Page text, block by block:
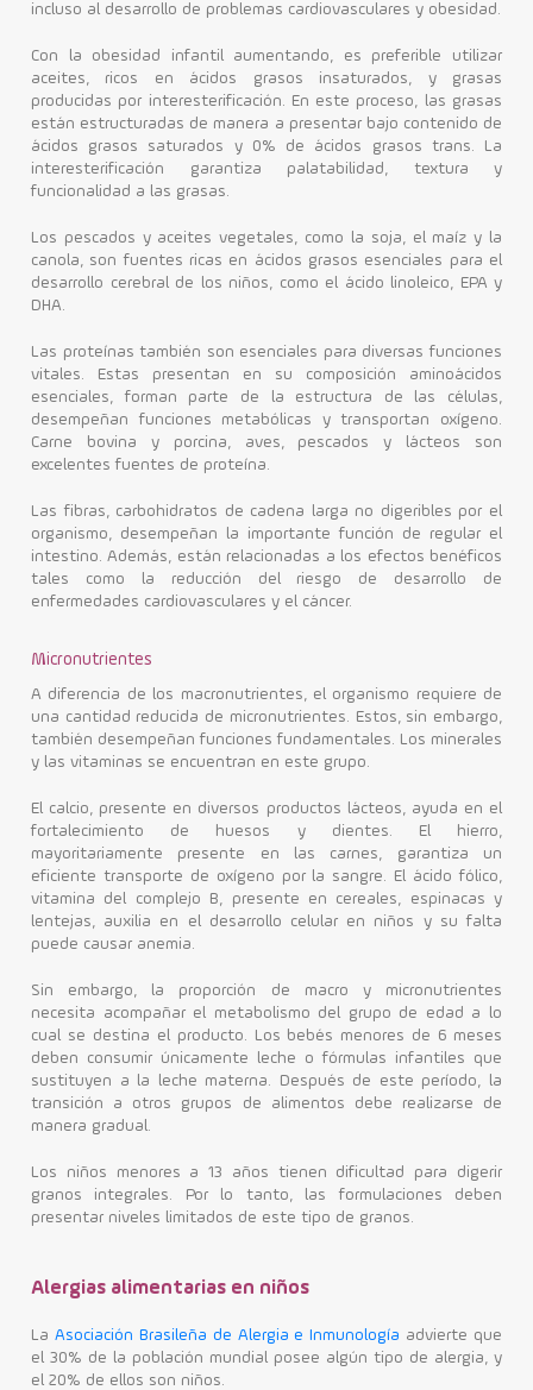
incluso al desarrollo de problemas cardiovasculares y obesidad.
Con la obesidad infantil aumentando, es preferible utilizar
aceites, ricos en ácidos grasos insaturados, y grasas
producidas por interesterificación. En este proceso, las grasas
están estructuradas de manera a presentar bajo contenido de
ácidos grasos saturados y 0% de ácidos grasos trans. La
interesterificación garantiza palatabilidad, textura y
funcionalidad a las grasas.
Los pescados y aceites vegetales, como la soja, el maíz y la
canola, son fuentes ricas en ácidos grasos esenciales para el
desarrollo cerebral de los niños, como el ácido linoleico, EPA y
DHA.
Las proteínas también son esenciales para diversas funciones
vitales. Estas presentan en su composición aminoácidos
esenciales, forman parte de la estructura de las células,
desempeñan funciones metabólicas y transportan oxígeno.
Carne bovina y porcina, aves, pescados y lácteos son
excelentes fuentes de proteína.
Las fibras, carbohidratos de cadena larga no digeribles por el
organismo, desempeñan la importante función de regular el
intestino. Además, están relacionadas a los efectos benéficos
tales como la reducción del riesgo de desarrollo de
enfermedades cardiovasculares y el cáncer.
Micronutrientes
A diferencia de los macronutrientes, el organismo requiere de
una cantidad reducida de micronutrientes. Estos, sin embargo,
también desempeñan funciones fundamentales. Los minerales
y las vitaminas se encuentran en este grupo.
El calcio, presente en diversos productos lácteos, ayuda en el
fortalecimiento de huesos y dientes. El hierro,
mayoritariamente presente en las carnes, garantiza un
eficiente transporte de oxígeno por la sangre. El ácido fólico,
vitamina del complejo B, presente en cereales, espinacas y
lentejas, auxilia en el desarrollo celular en niños y su falta
puede causar anemia.
Sin embargo, la proporción de macro y micronutrientes
necesita acompañar el metabolismo del grupo de edad a lo
cual se destina el producto. Los bebés menores de 6 meses
deben consumir únicamente leche o fórmulas infantiles que
sustituyen a la leche materna. Después de este período, la
transición a otros grupos de alimentos debe realizarse de
manera gradual.
Los niños menores a 13 años tienen dificultad para digerir
granos integrales. Por lo tanto, las formulaciones deben
presentar niveles limitados de este tipo de granos.
Alergias alimentarias en niños
La Asociación Brasileña de Alergia e Inmunología advierte que
el 30% de la población mundial posee algún tipo de alergia, y
el 20% de ellos son niños.